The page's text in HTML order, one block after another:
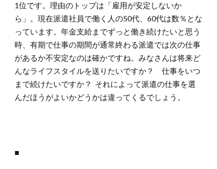
1位です。理由のトップは「雇用が安定しないか
ら」。現在派遣社員で働く人の50代、60代は数％とな
っています。年金支給までずっと働き続けたいと思う
時、有期で仕事の期間が通常終わる派遣では次の仕事
があるか不安定なのは確かですね。みなさんは将来ど
んなライフスタイルを送りたいですか？ 仕事をいつ
まで続けたいですか？ それによって派遣の仕事を選
んだほうがよいかどうかは違ってくるでしょう。
■